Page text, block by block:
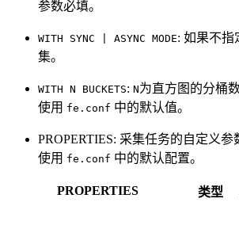
参数必填。
WITH SYNC | ASYNC MODE: 如果不指
集。
WITH N BUCKETS: N为直方图的分桶
使用 fe.conf 中的默认值。
PROPERTIES: 采集任务的自定义参
使用 fe.conf 中的默认配置。
PROPERTIES 类型